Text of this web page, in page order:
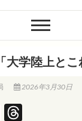
学陸上とこ
2026年3月30日